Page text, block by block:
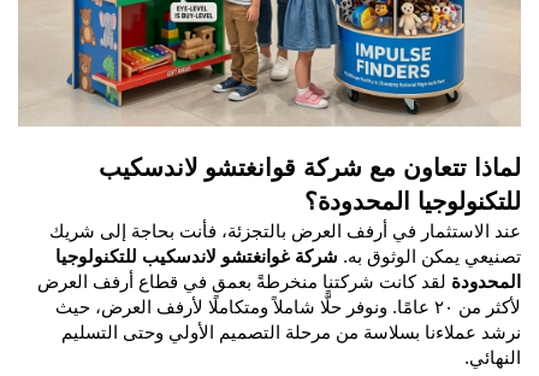
لماذا تتعاون مع شركة قوانغتشو لاندسكيب
للتكنولوجيا المحدودة؟
عند الاستثمار في أرفف العرض بالتجزئة، فأنت بحاجة إلى شريك
تصنيعي يمكن الوثوق به.شركة غوانغتشو لاندسكيب للتكنولوجيا
المحدودةلقد كانت شركتنا منخرطةً بعمق في قطاع أرفف العرض
لأكثر من ٢٠ عامًا. ونوفر حلًّا شاملاً ومتكاملًا لأرفف العرض، حيث
نرشد عملاءنا بسلاسة من مرحلة التصميم الأولي وحتى التسليم
النهائي.